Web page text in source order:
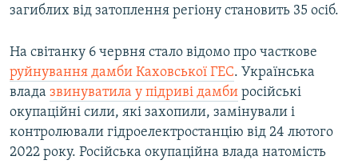
загиблих від затоплення регіону становить 35 осіб.
На світанку 6 червня стало відомо про часткове
руйнування дамби Каховської ГЕС. Українська
влада звинуватила у підриві дамби російські
окупаційні сили, які захопили, замінували і
контролювали гідроелектростанцію від 24 лютого
2022 року. Російська окупаційна влада натомість